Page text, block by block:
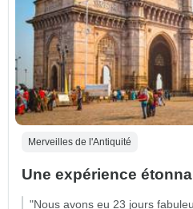
Merveilles de l'Antiquité
Une expérience
"Nous avons eu 23 jours